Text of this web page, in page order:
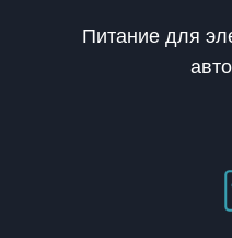
Питание для